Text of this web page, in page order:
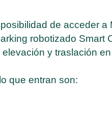
de acceder a
robotizado
y traslación
que entran son: